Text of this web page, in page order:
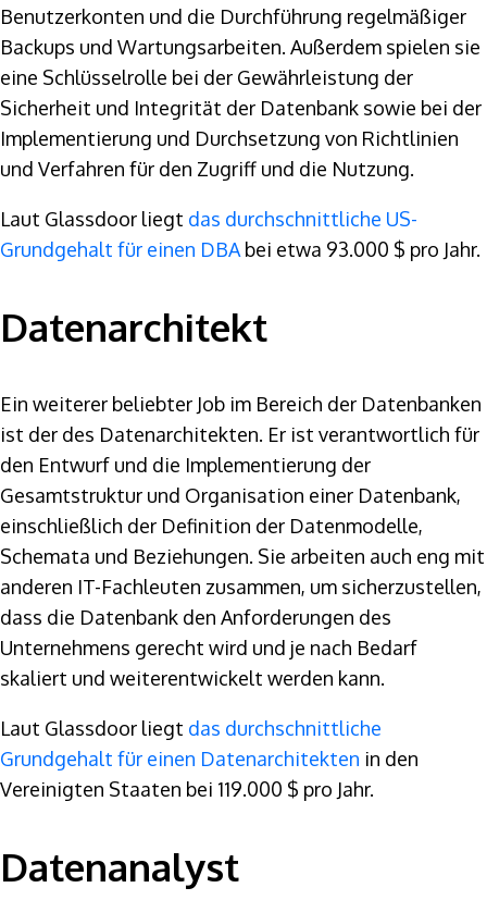
Benutzerkonten und die Durchführung regelmäßiger
Backups und Wartungsarbeiten. Außerdem spielen sie
eine Schlüsselrolle bei der Gewährleistung der
Sicherheit und Integrität der Datenbank sowie bei der
Implementierung und Durchsetzung von Richtlinien
und Verfahren für den Zugriff und die Nutzung.
Laut Glassdoor liegt das durchschnittliche US-
Grundgehalt für einen DBA bei etwa 93.000 $ pro Jahr.
Datenarchitekt
Ein weiterer beliebter Job im Bereich der Datenbanken
ist der des Datenarchitekten. Er ist verantwortlich für
den Entwurf und die Implementierung der
Gesamtstruktur und Organisation einer Datenbank,
einschließlich der Definition der Datenmodelle,
Schemata und Beziehungen. Sie arbeiten auch eng mit
anderen IT-Fachleuten zusammen, um sicherzustellen,
dass die Datenbank den Anforderungen des
Unternehmens gerecht wird und je nach Bedarf
skaliert und weiterentwickelt werden kann.
Laut Glassdoor liegt das durchschnittliche
Grundgehalt für einen Datenarchitekten in den
Vereinigten Staaten bei 119.000 $ pro Jahr.
Datenanalyst